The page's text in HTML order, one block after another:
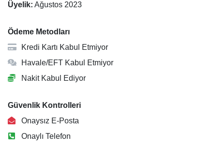
Üyelik: Ağustos 2023
Ödeme Metodları
Kredi Kartı Kabul Etmiyor
Havale/EFT Kabul Etmiyor
Nakit Kabul Ediyor
Güvenlik Kontrolleri
Onaysız E-Posta
Onaylı Telefon